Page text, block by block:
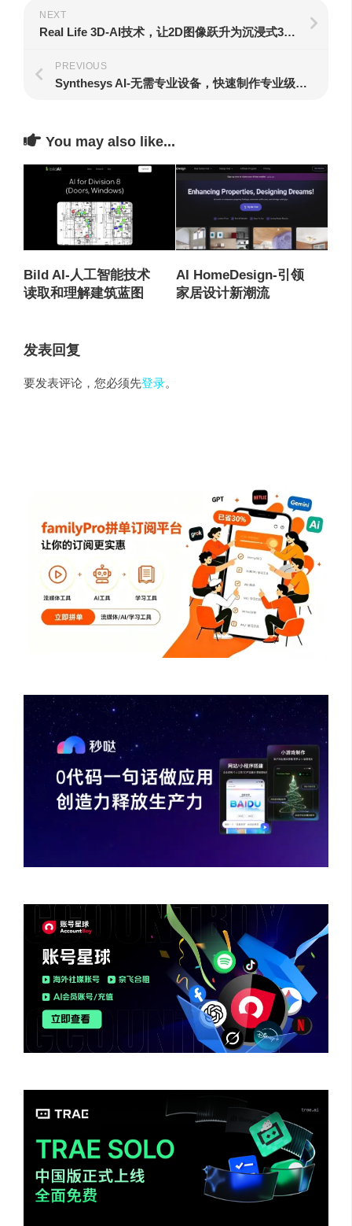
NEXT
Real Life 3D-AI技术，让2D图像跃升为沉浸式3D体验
PREVIOUS
Synthesys AI-无需专业设备，快速制作专业级音视频内容
You may also like...
Bild AI-人工智能技术
读取和理解建筑蓝图
AI HomeDesign-引领
家居设计新潮流
发表回复
要发表评论，您必须先登录。